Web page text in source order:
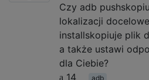
Czy adb
lokalizacji
installskopiuje plik
a także ustawi
dla Ciebie?
14
adb